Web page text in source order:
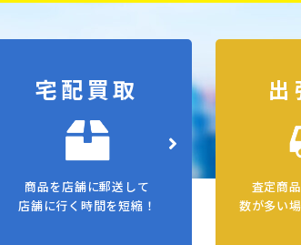
宅配買取
商品を店舗に郵送して
店舗に行く時間を短縮！
出
査定商
数が多い